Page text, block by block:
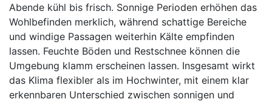
Abende kühl bis frisch. Sonnige Perioden erhöhen das
Wohlbefinden merklich, während schattige Bereiche
und windige Passagen weiterhin Kälte empfinden
lassen. Feuchte Böden und Restschnee können die
Umgebung klamm erscheinen lassen. Insgesamt wirkt
das Klima flexibler als im Hochwinter, mit einem klar
erkennbaren Unterschied zwischen sonnigen und